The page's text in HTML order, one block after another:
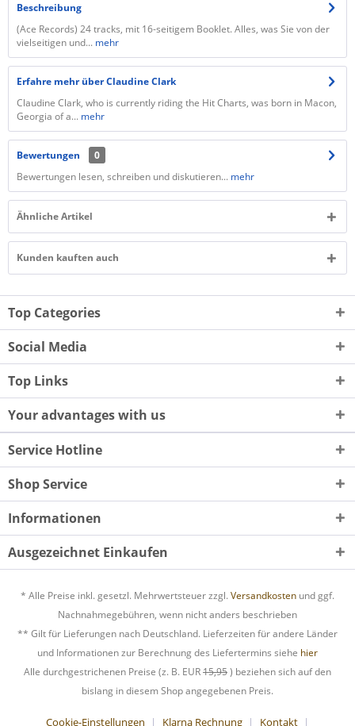
Beschreibung
(Ace Records) 24 tracks, mit 16-seitigem Booklet. Alles, was Sie von der
vielseitigen und... mehr
Erfahre mehr über Claudine Clark
Claudine Clark, who is currently riding the Hit Charts, was born in Macon,
Georgia of a... mehr
Bewertungen
0
Bewertungen lesen, schreiben und diskutieren... mehr
Ähnliche Artikel
Kunden kauften auch
Top Categories
Social Media
Top Links
Your advantages with us
Service Hotline
Shop Service
Informationen
Ausgezeichnet Einkaufen
* Alle Preise inkl. gesetzl. Mehrwertsteuer zzgl. Versandkosten und ggf.
Nachnahmegebühren, wenn nicht anders beschrieben
** Gilt für Lieferungen nach Deutschland. Lieferzeiten für andere Länder
und Informationen zur Berechnung des Liefertermins siehe hier
Alle durchgestrichenen Preise (z. B. EUR15,95) beziehen sich auf den
bislang in diesem Shop angegebenen Preis.
Cookie-Einstellungen Klarna Rechnung Kontakt